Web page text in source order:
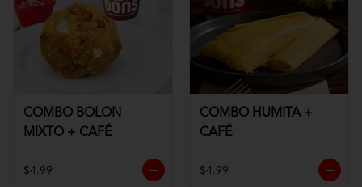
COMBO BOLON
MIXTO + CAFÉ
$4.99
COMBO HUMITA +
CAFÉ
$4.99